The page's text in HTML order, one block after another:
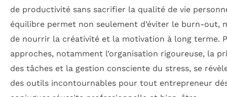
de productivité sans sacrifier la qualité de vie
équilibre permet non seulement d’éviter le burn-out,
de nourrir la créativité et la motivation à long terme.
approches, notamment l’organisation rigoureuse, la
des tâches et la gestion consciente du stress, se
des outils incontournables pour tout entrepreneur